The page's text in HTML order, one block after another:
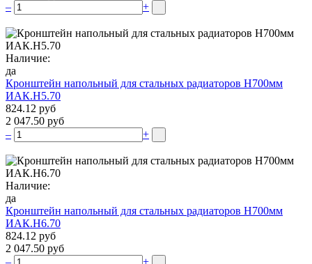
–
+
Наличие:
да
Кронштейн напольный для стальных радиаторов Н700мм
ИАК.Н5.70
824.12 руб
2 047.50 руб
–
+
Наличие:
да
Кронштейн напольный для стальных радиаторов Н700мм
ИАК.Н6.70
824.12 руб
2 047.50 руб
–
+